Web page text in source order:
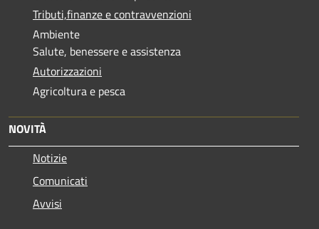
Tributi,finanze e contravvenzioni
Ambiente
Salute, benessere e assistenza
Autorizzazioni
Agricoltura e pesca
NOVITÀ
Notizie
Comunicati
Avvisi